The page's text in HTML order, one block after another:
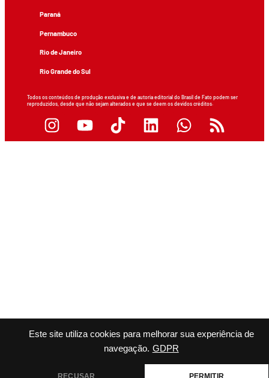
Este site utiliza cookies para melhorar sua experiência de
navegação. GDPR
RECUSAR PERMITIR
Paraná
Pernambuco
Rio de Janeiro
Rio Grande do Sul
Todos os conteúdos de produção exclusiva e de autoria editorial do Brasil de Fato podem ser
reproduzidos, desde que não sejam alterados e que se deem os devidos créditos.